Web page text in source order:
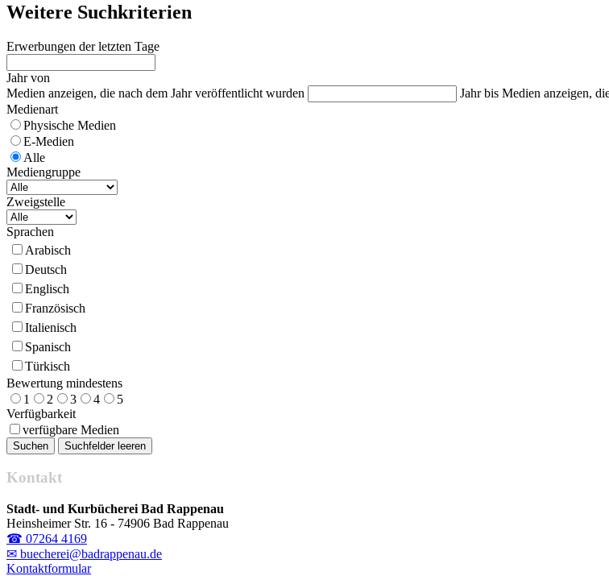
Weitere Suchkriterien
Erwerbungen der letzten Tage
Jahr von
Medien anzeigen, die nach dem Jahr veröffentlicht wurden
Jahr bis Medien anzeigen,
Medienart
Physische Medien
E-Medien
Alle
Mediengruppe
Zweigstelle
Sprachen
Arabisch
Deutsch
Englisch
Französisch
Italienisch
Spanisch
Türkisch
Bewertung mindestens
1
2 3 4
5
Verfügbarkeit
verfügbare Medien
Kontakt
Stadt- und Kurbücherei Bad Rappenau
Heinsheimer Str. 16 - 74906 Bad Rappenau
☎ 07264 4169
✉ buecherei@badrappenau.de
Kontaktformular